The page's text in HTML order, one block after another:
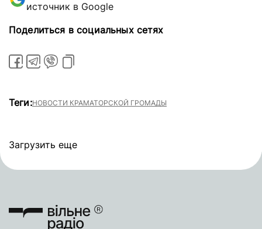
источник в Google
Поделиться в социальных сетях
Теги:НОВОСТИ КРАМАТОРСКОЙ ГРОМАДЫ
Загрузить еще